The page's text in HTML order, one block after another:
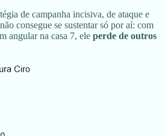
de campanha incisiva, de ataque e
consegue se sustentar só por aí: com
angular na casa 7, ele perde de outros